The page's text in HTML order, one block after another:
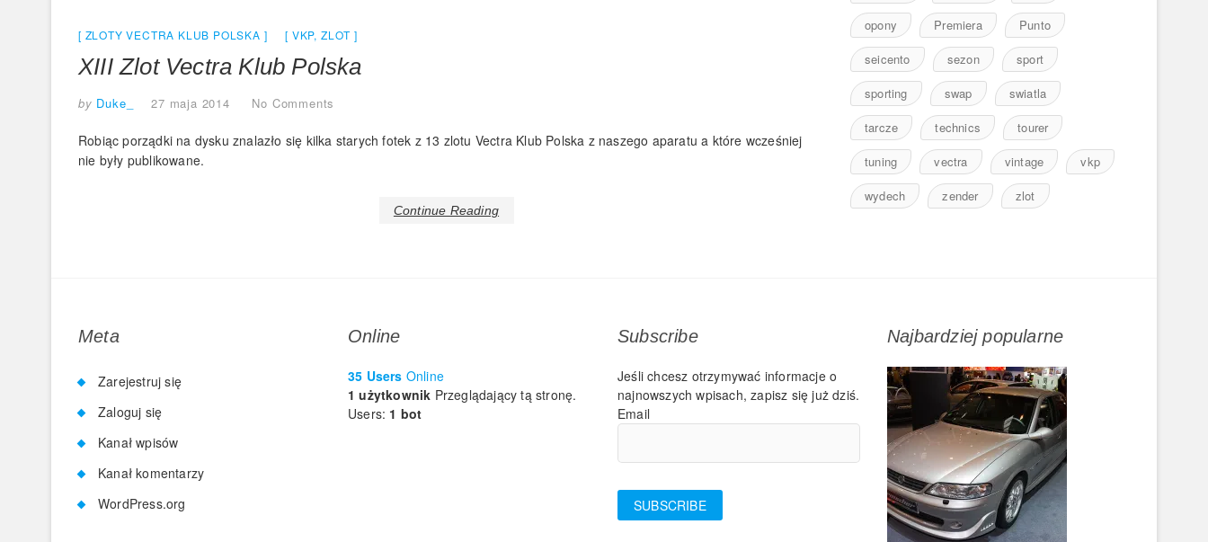
ZLOTY VECTRA KLUB POLSKA VKP, ZLOT
XIII Zlot Vectra Klub Polska
by Duke_ 27 maja 2014 No Comments
Robiąc porządki na dysku znalazło się kilka starych fotek z 13 zlotu Vectra Klub Polska z naszego aparatu a które wcześniej
nie były publikowane.
Continue Reading
opony
Premiera
Punto
seicento
sezon
sport
sporting
swap
swiatla
tarcze
technics
tourer
tuning
vectra vintage
vkp
wydech
zender zlot
Meta
Zarejestruj się
Zaloguj się
Kanał wpisów
Kanał komentarzy
WordPress.org
Online
35 Users Online
1 użytkownik Przeglądający tą stronę.
Users: 1 bot
Subscribe
Jeśli chcesz otrzymywać informacje o
najnowszych wpisach, zapisz się już dziś.
Email
Najbardziej popularne